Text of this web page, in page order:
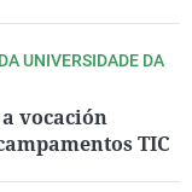
UNIVERSIDADE DA
vocación
TIC